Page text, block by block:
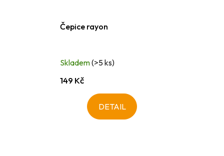
Čepice rayon
Skladem(>5 ks)
149 Kč
DETAIL